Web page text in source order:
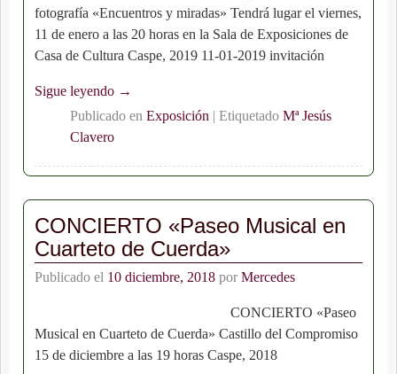
fotografía «Encuentros y miradas» Tendrá lugar el viernes,
11 de enero a las 20 horas en la Sala de Exposiciones de
Casa de Cultura Caspe, 2019 11-01-2019 invitación
Sigue leyendo →
Publicado en Exposición | Etiquetado Mª Jesús
Clavero
CONCIERTO «Paseo Musical en
Cuarteto de Cuerda»
Publicado el 10 diciembre, 2018 por Mercedes
CONCIERTO «Paseo
Musical en Cuarteto de Cuerda» Castillo del Compromiso
15 de diciembre a las 19 horas Caspe, 2018